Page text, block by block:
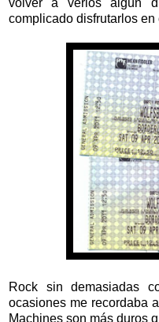
complicado disfrutarlos
Rock sin demasiadas
ocasiones me recordaba
Machines son más duros